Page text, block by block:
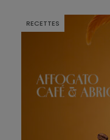
RECETTES